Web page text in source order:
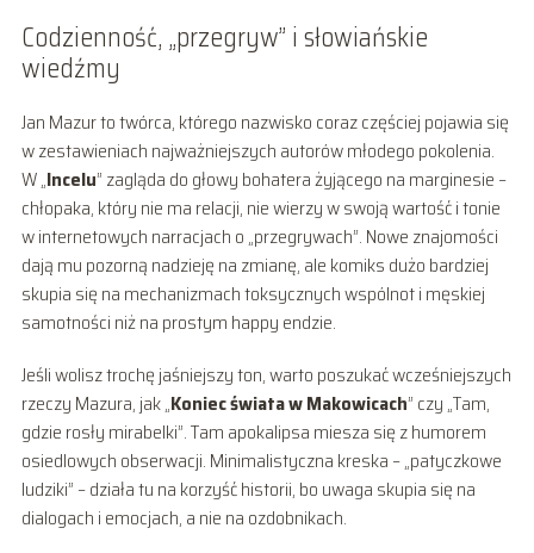
Codzienność, „przegryw” i słowiańskie
wiedźmy
Jan Mazur to twórca, którego nazwisko coraz częściej pojawia się
w zestawieniach najważniejszych autorów młodego pokolenia.
W „Incelu” zagląda do głowy bohatera żyjącego na marginesie –
chłopaka, który nie ma relacji, nie wierzy w swoją wartość i tonie
w internetowych narracjach o „przegrywach”. Nowe znajomości
dają mu pozorną nadzieję na zmianę, ale komiks dużo bardziej
skupia się na mechanizmach toksycznych wspólnot i męskiej
samotności niż na prostym happy endzie.
Jeśli wolisz trochę jaśniejszy ton, warto poszukać wcześniejszych
rzeczy Mazura, jak „Koniec świata w Makowicach” czy „Tam,
gdzie rosły mirabelki”. Tam apokalipsa miesza się z humorem
osiedlowych obserwacji. Minimalistyczna kreska – „patyczkowe
ludziki” – działa tu na korzyść historii, bo uwaga skupia się na
dialogach i emocjach, a nie na ozdobnikach.